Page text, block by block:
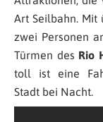
Art Seilbahn.
zwei Personen
Türmen des Rio
toll ist eine
Stadt bei Nacht.